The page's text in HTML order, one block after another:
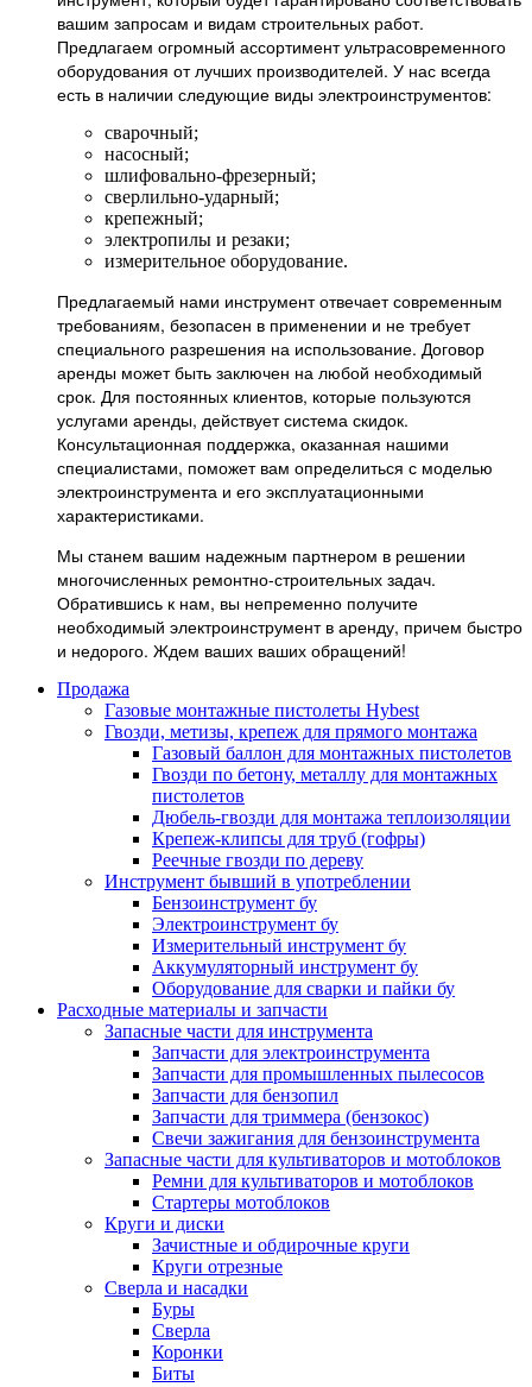
вашим запросам и видам строительных работ.
Предлагаем огромный ассортимент ультрасовременного
оборудования от лучших производителей. У нас всегда
есть в наличии следующие виды электроинструментов:
сварочный;
насосный;
шлифовально-фрезерный;
сверлильно-ударный;
крепежный;
электропилы и резаки;
измерительное оборудование.
Предлагаемый нами инструмент отвечает современным
требованиям, безопасен в применении и не требует
специального разрешения на использование. Договор
аренды может быть заключен на любой необходимый
срок. Для постоянных клиентов, которые пользуются
услугами аренды, действует система скидок.
Консультационная поддержка, оказанная нашими
специалистами, поможет вам определиться с моделью
электроинструмента и его эксплуатационными
характеристиками.
Мы станем вашим надежным партнером в решении
многочисленных ремонтно-строительных задач.
Обратившись к нам, вы непременно получите
необходимый электроинструмент в аренду, причем быстро
и недорого. Ждем ваших ваших обращений!
Продажа
Газовые монтажные пистолеты Hybest
Гвозди, метизы, крепеж для прямого монтажа
Газовый баллон для монтажных пистолетов
Гвозди по бетону, металлу для монтажных
пистолетов
Дюбель-гвозди для монтажа теплоизоляции
Крепеж-клипсы для труб (гофры)
Реечные гвозди по дереву
Инструмент бывший в употреблении
Бензоинструмент бу
Электроинструмент бу
Измерительный инструмент бу
Аккумуляторный инструмент бу
Оборудование для сварки и пайки бу
Расходные материалы и запчасти
Запасные части для инструмента
Запчасти для электроинструмента
Запчасти для промышленных пылесосов
Запчасти для бензопил
Запчасти для триммера (бензокос)
Свечи зажигания для бензоинструмента
Запасные части для культиваторов и мотоблоков
Ремни для культиваторов и мотоблоков
Стартеры мотоблоков
Круги и диски
Зачистные и обдирочные круги
Круги отрезные
Сверла и насадки
Буры
Сверла
Коронки
Биты